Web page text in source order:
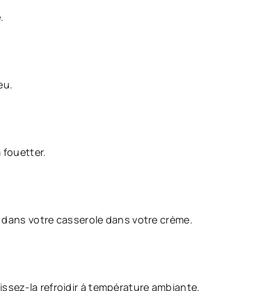
fouetter.
votre casserole dans votre crème.
la refroidir à température ambiante.